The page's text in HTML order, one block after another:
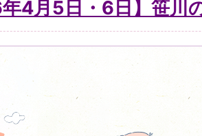
年4月5日・6日】笹川